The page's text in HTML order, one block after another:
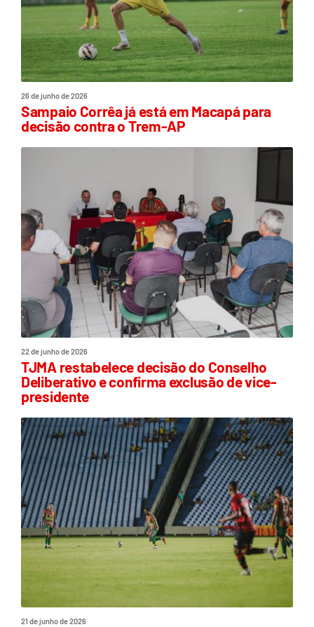
26 de junho de 2026
Sampaio Corrêa já está em Macapá para
decisão contra o Trem-AP
22 de junho de 2026
TJMA restabelece decisão do Conselho
Deliberativo e confirma exclusão de vice-
presidente
21 de junho de 2026